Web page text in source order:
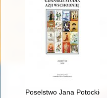
Poselstwo Jana